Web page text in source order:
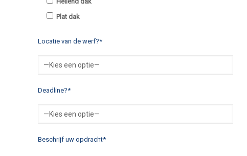
Plat dak
Locatie van de werf?*
Deadline?*
Beschrijf uw opdracht*